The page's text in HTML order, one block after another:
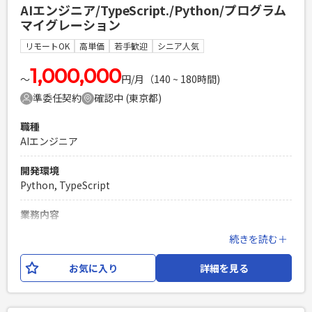
施策・新案件の立ち上げにも段階的に関与いただく想定で
す。 スピードよりも確実性・再現性を重視する文化で、 大規
模データを安定運用する設計力・実装力が求められます。 具
体的な業務内容としては下記がございます。 ・GCP上でのイ
ンフラ設計・構築・運用（VPC、FW、IAM、Cloud DNS、監
視、ログ等） ・コンテナ/サーバレス基盤の設計・構築
（Cloud Run、GKE、Cloud Functions など）＋運用設計（監
/ AlloyDB 等：スキーマ設計、インデックス、クエリチューニ
ング、性能検証） ・バックエンドアーキテクチャ設計
（Python等：API設計、非同期処理、認証認可、例外設計、
リリース設計） ・IaC（Terraform）やCI/CDを活用した運用
改善、変更管理の標準化 ・若手メンバーへの技術フォロー、
レビュー、手順整備（内製化推進の支援） ・施策要件の整
理〜仕様の深掘り〜技術設計への落とし込み（関係者調整含
必須スキル
・PythonやJavaで要件定義以降一貫した開発経験(Python経
験なしは不可) ※データエンジニアやデータサイエンティス
トなどはアンマッチ ・RDBでのDB設計やチューニング経験
AIエンジニア/TypeScript./Python/プログラム
マイグレーション
リモートOK 高単価 若手歓迎 シニア人気
〜1,000,000円/月（140 ~ 180時間)
準委任契約
確認中 (東京都)
職種
AIエンジニア
開発環境
Python, TypeScript
業務内容
ビスの機能追加、改修作業となります。 AIサービスを導入す
る顧客との仕様調整、設計、実装、試験の一連の工程すべても
しくは一部をご担当いただきます。
続きを読む＋
お気に入り 詳細を見る